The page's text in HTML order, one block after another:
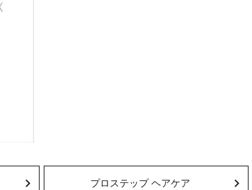
プロステップ ヘアケア